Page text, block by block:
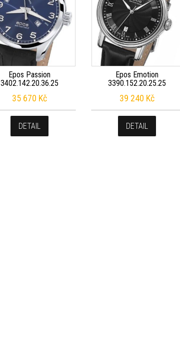
Epos Passion
3402.142.20.36.25
35 670 Kč
DETAIL
Epos Emotion
3390.152.20.25.25
39 240 Kč
DETAIL